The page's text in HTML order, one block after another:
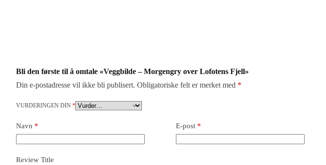
Bli den første til å omtale «Veggbilde – Morgengry over Lofotens Fjell»
Din e-postadresse vil ikke bli publisert. Obligatoriske felt er merket med *
VURDERINGEN DIN *
Navn * E-post*
Review Title